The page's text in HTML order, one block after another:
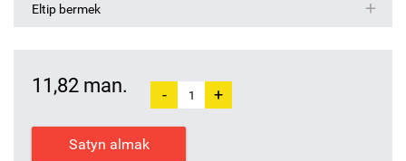
Eltip bermek
11,82 man. - +
Satyn almak